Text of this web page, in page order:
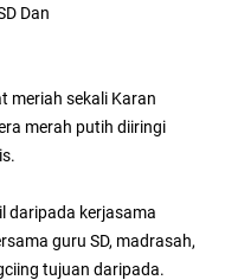
Dan
meriah sekali Karan
merah putih diiringi
daripada kerjasama
guru SD, madrasah,
tujuan daripada.